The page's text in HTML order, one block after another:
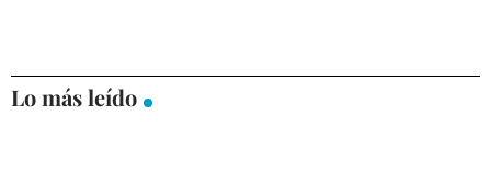
Lo más leído